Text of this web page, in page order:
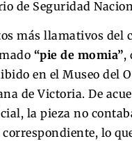
de Seguridad
más llamativos del
“pie de momia”,
en el Museo del
de Victoria. De
la pieza no
lo